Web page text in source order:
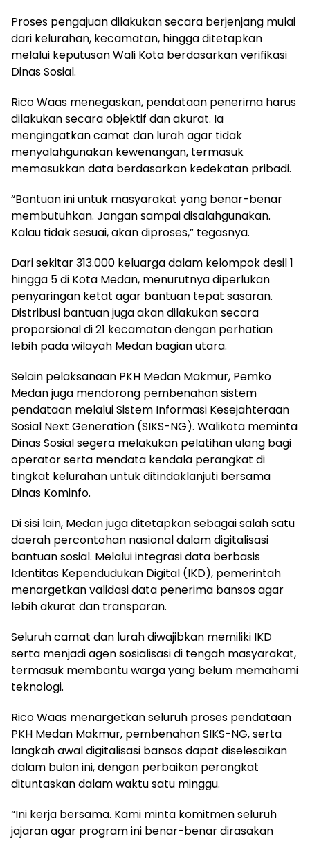
Proses pengajuan dilakukan secara berjenjang mulai
dari kelurahan, kecamatan, hingga ditetapkan
melalui keputusan Wali Kota berdasarkan verifikasi
Dinas Sosial.
Rico Waas menegaskan, pendataan penerima harus
dilakukan secara objektif dan akurat. Ia
mengingatkan camat dan lurah agar tidak
menyalahgunakan kewenangan, termasuk
memasukkan data berdasarkan kedekatan pribadi.
“Bantuan ini untuk masyarakat yang benar-benar
membutuhkan. Jangan sampai disalahgunakan.
Kalau tidak sesuai, akan diproses,” tegasnya.
Dari sekitar 313.000 keluarga dalam kelompok desil 1
hingga 5 di Kota Medan, menurutnya diperlukan
penyaringan ketat agar bantuan tepat sasaran.
Distribusi bantuan juga akan dilakukan secara
proporsional di 21 kecamatan dengan perhatian
lebih pada wilayah Medan bagian utara.
Selain pelaksanaan PKH Medan Makmur, Pemko
Medan juga mendorong pembenahan sistem
pendataan melalui Sistem Informasi Kesejahteraan
Sosial Next Generation (SIKS-NG). Walikota meminta
Dinas Sosial segera melakukan pelatihan ulang bagi
operator serta mendata kendala perangkat di
tingkat kelurahan untuk ditindaklanjuti bersama
Dinas Kominfo.
Di sisi lain, Medan juga ditetapkan sebagai salah satu
daerah percontohan nasional dalam digitalisasi
bantuan sosial. Melalui integrasi data berbasis
Identitas Kependudukan Digital (IKD), pemerintah
menargetkan validasi data penerima bansos agar
lebih akurat dan transparan.
Seluruh camat dan lurah diwajibkan memiliki IKD
serta menjadi agen sosialisasi di tengah masyarakat,
termasuk membantu warga yang belum memahami
teknologi.
Rico Waas menargetkan seluruh proses pendataan
PKH Medan Makmur, pembenahan SIKS-NG, serta
langkah awal digitalisasi bansos dapat diselesaikan
dalam bulan ini, dengan perbaikan perangkat
dituntaskan dalam waktu satu minggu.
“Ini kerja bersama. Kami minta komitmen seluruh
jajaran agar program ini benar-benar dirasakan